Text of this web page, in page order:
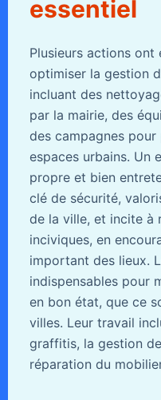
essentiel
Plusieurs actions ont
optimiser la gestion
incluant des
par la mairie, des
des campagnes
espaces urbains. Un
propre et bien
clé de sécurité,
de la ville, et incite à
inciviques, en
important des lieux.
indispensables pour
en bon état, que ce
villes. Leur travail
graffitis, la gestion
réparation du